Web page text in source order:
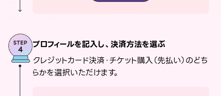
プロフィールを記入し、決済方法を選ぶ
クレジットカード決済・チケット購入（先払い）のどち
らかを選択いただけます。